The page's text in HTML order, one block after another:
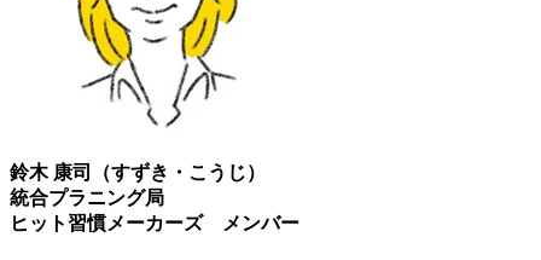
鈴木 康司（すずき・こうじ）
統合プラニング局
ヒット習慣メーカーズ メンバー